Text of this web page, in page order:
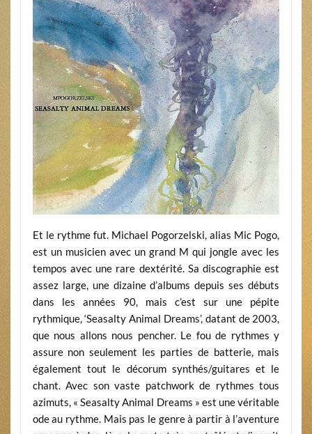
Et le rythme fut. Michael Pogorzelski, alias Mic Pogo,
est un musicien avec un grand M qui jongle avec les
tempos avec une rare dextérité. Sa discographie est
assez large, une dizaine d’albums depuis ses débuts
dans les années 90, mais c’est sur une pépite
rythmique, ‘Seasalty Animal Dreams’, datant de 2003,
que nous allons nous pencher. Le fou de rythmes y
assure non seulement les parties de batterie, mais
également tout le décorum synthés/guitares et le
chant. Avec son vaste patchwork de rythmes tous
azimuts, « Seasalty Animal Dreams » est une véritable
ode au rythme. Mais pas le genre à partir à l’aventure